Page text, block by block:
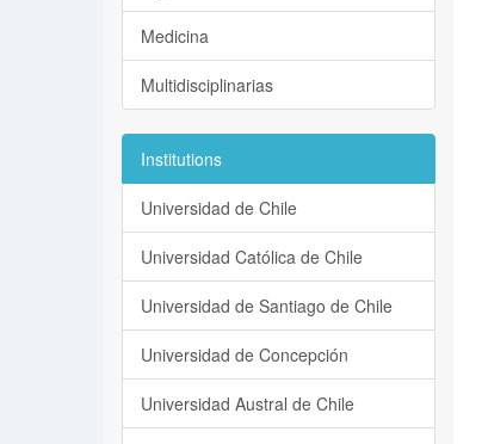
Medicina
Multidisciplinarias
Institutions
Universidad de Chile
Universidad Católica de Chile
Universidad de Santiago de Chile
Universidad de Concepción
Universidad Austral de Chile